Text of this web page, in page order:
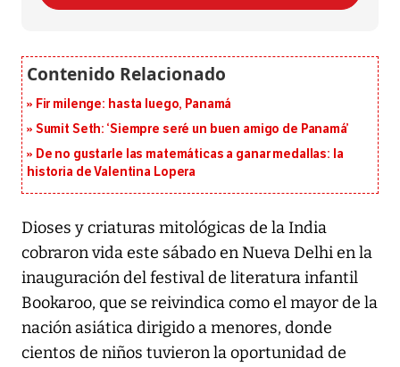
Fir milenge: hasta luego, Panamá
Sumit Seth: ‘Siempre seré un buen amigo de Panamá’
De no gustarle las matemáticas a ganar medallas: la
historia de Valentina Lopera
Dioses y criaturas mitológicas de la India
cobraron vida este sábado en Nueva Delhi en la
inauguración del festival de literatura infantil
Bookaroo, que se reivindica como el mayor de la
nación asiática dirigido a menores, donde
cientos de niños tuvieron la oportunidad de